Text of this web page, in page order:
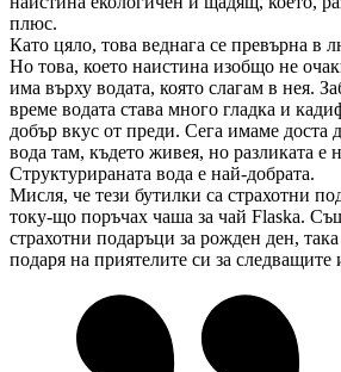
плюс.
Като цяло, това веднага се превърна в
Но това, което наистина изобщо не
има върху водата, която слагам в нея.
време водата става много гладка и
добър вкус от преди. Сега имаме доста
вода там, където живея, но разликата е
Структурираната вода е най-добрата.
Мисля, че тези бутилки са страхотни
току-що поръчах чаша за чай Flaska.
страхотни подаръци за рожден ден,
подаря на приятелите си за